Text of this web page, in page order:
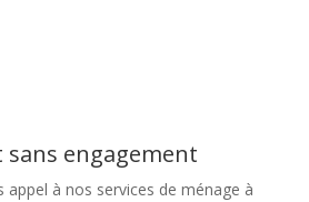
sans engagement
appel à nos services de ménage à